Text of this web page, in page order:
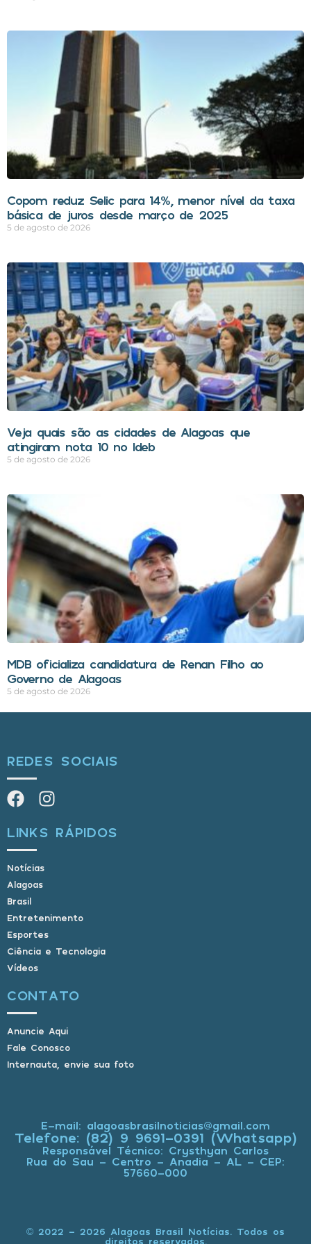
Copom reduz Selic para 14%, menor nível da taxa
básica de juros desde março de 2025
5 de agosto de 2026
Veja quais são as cidades de Alagoas que
atingiram nota 10 no Ideb
5 de agosto de 2026
MDB oficializa candidatura de Renan Filho ao
Governo de Alagoas
5 de agosto de 2026
REDES SOCIAIS
LINKS RÁPIDOS
Notícias
Alagoas
Brasil
Entretenimento
Esportes
Ciência e Tecnologia
Vídeos
CONTATO
Anuncie Aqui
Fale Conosco
Internauta, envie sua foto
E-mail: alagoasbrasilnoticias@gmail.com
Telefone: (82) 9 9691-0391 (Whatsapp)
Responsável Técnico: Crysthyan Carlos
Rua do Sau - Centro - Anadia - AL - CEP:
57660-000
© 2022 - 2026 Alagoas Brasil Notícias. Todos os
direitos reservados.